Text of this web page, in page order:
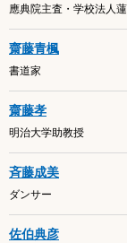
應典院主査・学校法人
齋藤青楓
書道家
齋藤孝
明治大学助教授
斉藤成美
ダンサー
佐伯典彦